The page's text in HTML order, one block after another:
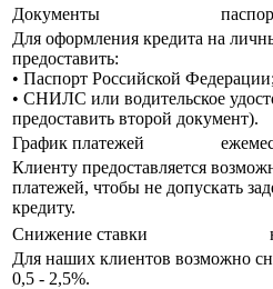
Документы
Для оформления кредита на
предоставить:
• Паспорт Российской Федерации;
• СНИЛС или водительское
предоставить второй документ).
График платежей
Клиенту предоставляется
платежей, чтобы не допускать
кредиту.
Снижение ставки
Для наших клиентов возможно
0,5 - 2,5%.